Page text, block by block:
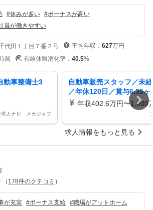
#休みが多い #ボーナスが高い
員が働きやすい
代田１丁目７番２号 平均年収： 627万円
間 有給休暇消化率： 40.5%
動車整備士3
求人ナビ メカジョブ
自動車販売スタッフ／未
／年休120日／賞与6.35ヶ
松地区／カーライフアド
／男性育休・子供手当
年収402.6万円〜1,000
求人情報をもっと見る
（ 178件のクチコミ ）
が充実 #ボーナス支給 #職場がアットホーム